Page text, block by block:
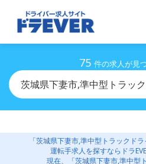
75 件の求人が見
茨城県下妻市,準中型トラッ
「茨城県下妻市,準中型トラックド
運転手求人を探すならドラ
現在、「茨城県下妻市,準中型